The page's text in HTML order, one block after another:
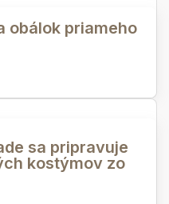
obálok priameho
sa pripravuje
kostýmov zo